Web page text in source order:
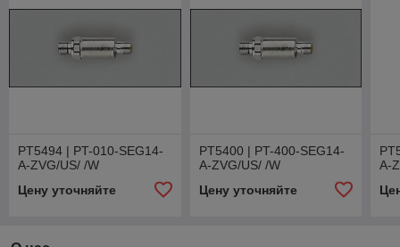
PT5494 | PT-010-SEG14-
A-ZVG/US/ /W
Цену уточняйте
PT5400 | PT-400-SEG14-
A-ZVG/US/ /W
Цену уточняйте
A-